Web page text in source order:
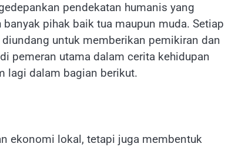
pendekatan humanis yang
pihak baik tua maupun muda. Setiap
untuk memberikan pemikiran dan
pemeran utama dalam cerita kehidupan
lagi dalam bagian berikut.
ekonomi lokal, tetapi juga membentuk